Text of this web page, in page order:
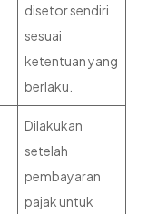
disetor sendiri
sesuai
ketentuan yang
berlaku.
Dilakukan
setelah
pembayaran
pajak untuk